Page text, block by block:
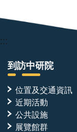
:::
到訪中研院
位置及交通資訊
近期活動
公共設施
展覽館群